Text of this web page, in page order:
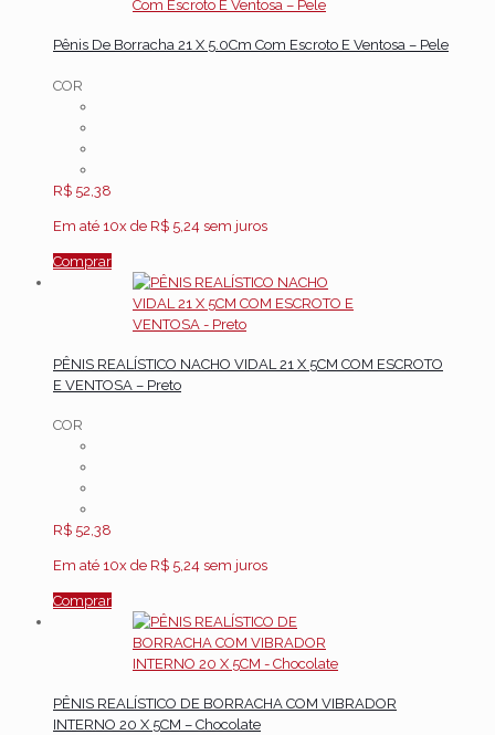
Pênis De Borracha 21 X 5.0Cm Com Escroto E Ventosa – Pele
COR
R$ 52,38
Em até 10x de R$ 5,24 sem juros
Comprar
PÊNIS REALÍSTICO NACHO VIDAL 21 X 5CM COM ESCROTO
E VENTOSA – Preto
COR
R$ 52,38
Em até 10x de R$ 5,24 sem juros
Comprar
PÊNIS REALÍSTICO DE BORRACHA COM VIBRADOR
INTERNO 20 X 5CM – Chocolate